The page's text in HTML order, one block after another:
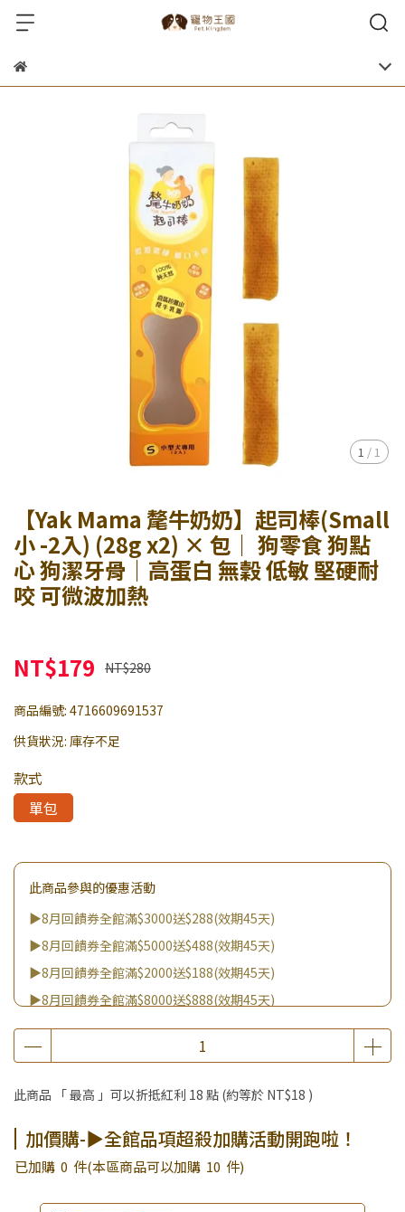
1 / 1
【Yak Mama 氂牛奶奶】起司棒(Small
小 -2入) (28g x2) × 包｜ 狗零食 狗點
心 狗潔牙骨｜高蛋白 無穀 低敏 堅硬耐
咬 可微波加熱
NT$179 NT$280
商品編號: 4716609691537
供貨狀況: 庫存不足
款式
單包
此商品參與的優惠活動
▶8月回饋券全館滿$3000送$288(效期45天)
▶8月回饋券全館滿$5000送$488(效期45天)
▶8月回饋券全館滿$2000送$188(效期45天)
▶8月回饋券全館滿$8000送$888(效期45天)
▶消費滿999｜享超值價$299加購BIO UP面膜
▶全館不限消費金額｜享超值價$19起 加購自然主義嚐鮮試吃
▶王國加購活動 訂單享超值優惠價加購好物
▶全館品項超殺加購活動開跑啦！
此商品 「 最高 」可以折抵紅利 18 點 (約等於 NT$18 )
加價購-▶全館品項超殺加購活動開跑啦！
已加購 0 件(本區商品可以加購 10 件)